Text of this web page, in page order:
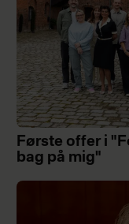
Første offer i
bag på mig"